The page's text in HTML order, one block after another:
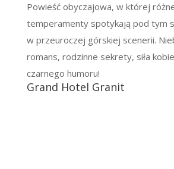
Powieść obyczajowa, w której
temperamenty spotykają pod tym
w przeuroczej górskiej scenerii.
romans, rodzinne sekrety, siła
czarnego humoru!
Grand Hotel Granit